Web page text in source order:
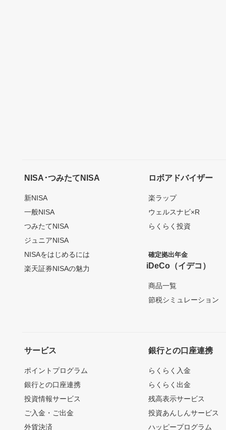
NISA･つみたてNISA
新NISA
一般NISA
つみたてNISA
ジュニアNISA
NISAをはじめるには
楽天証券NISAの魅力
ロボアドバイザー
楽ラップ
ウェルスナビ×R
らくらく投資
確定拠出年金
iDeCo（イデコ）
商品一覧
節税シミュレーション
サービス
ポイントプログラム
銀行との口座連携
投資情報サービス
ご入金・ご出金
外貨決済
銀行との口座連携
らくらく入金
らくらく出金
残高表示サービス
投資あんしんサービス
ハッピープログラム